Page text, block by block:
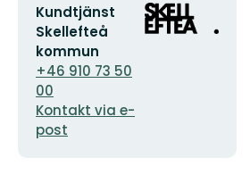
E-
postadress
Kundtjänst
Skellefteå
kommun
+46 910 73 50
00
Kontakt via e-
post
Organisationens
logotyp